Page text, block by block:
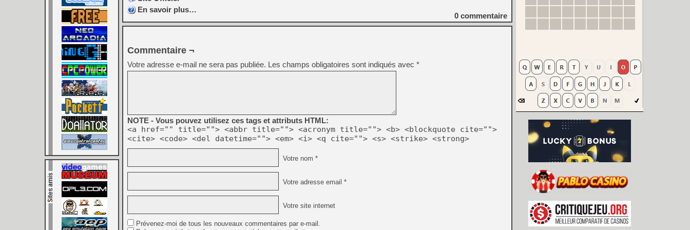
En savoir plus…
0 commentaire
Commentaire ¬
Votre adresse e-mail ne sera pas publiée. Les champs obligatoires sont indiqués avec *
NOTE - Vous pouvez utilisez ces tags et attributs HTML:
<a href="" title=""> <abbr title=""> <acronym title=""> <b> <blockquote cite="">
<cite> <code> <del datetime=""> <em> <i> <q cite=""> <s> <strike> <strong>
Votre nom *
Votre adresse email *
Votre site internet
Prévenez-moi de tous les nouveaux commentaires par e-mail.